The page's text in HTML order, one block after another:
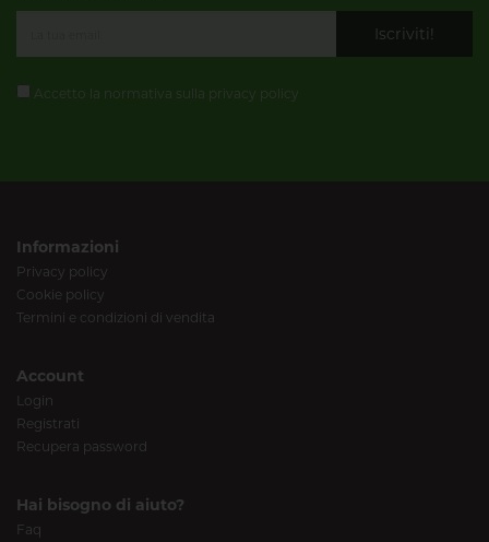
Iscriviti!
Accetto la normativa sulla privacy policy
Informazioni
Privacy policy
Cookie policy
Termini e condizioni di vendita
Account
Login
Registrati
Recupera password
Hai bisogno di aiuto?
Faq